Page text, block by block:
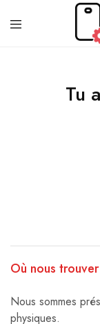
smartphones
Tu
Où nous
Nous sommes
physiques.